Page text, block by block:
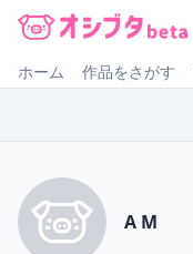
ホーム 作品をさがす
A M